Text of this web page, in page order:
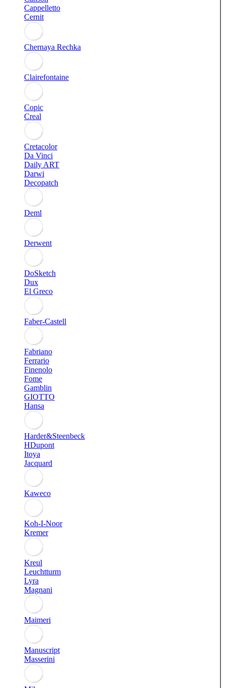
Cappelletto
Cernit
Chernaya Rechka
Clairefontaine
Copic
Creal
Cretacolor
Da Vinci
Daily ART
Darwi
Decopatch
Deml
Derwent
DoSketch
Dux
El Greco
Faber-Castell
Fabriano
Ferrario
Finenolo
Fome
Gamblin
GIOTTO
Hansa
Harder&Steenbeck
HDupont
Itoya
Jacquard
Kaweco
Koh-I-Noor
Kremer
Kreul
Leuchtturm
Lyra
Magnani
Maimeri
Manuscript
Masserini